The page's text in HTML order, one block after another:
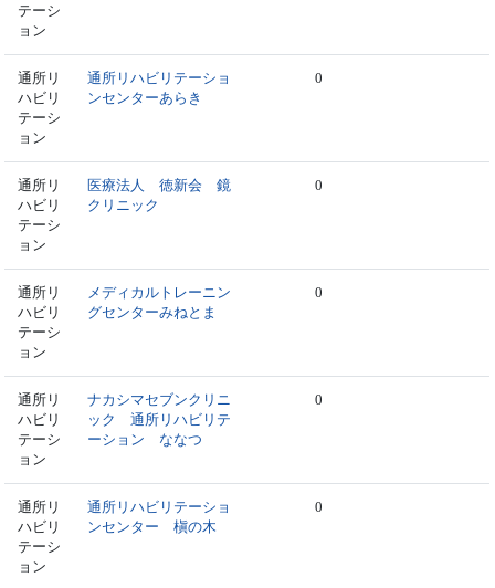
テーシ
ョン
通所リ
ハビリ
テーシ
ョン
通所リハビリテーショ
ンセンターあらき
0
通所リ
ハビリ
テーシ
ョン
医療法人 徳新会 鏡
クリニック
0
通所リ
ハビリ
テーシ
ョン
メディカルトレーニン
グセンターみねとま
0
通所リ
ハビリ
テーシ
ョン
ナカシマセブンクリニ
ック 通所リハビリテ
ーション ななつ
0
通所リ
ハビリ
テーシ
ョン
通所リハビリテーショ
ンセンター 槇の木
0